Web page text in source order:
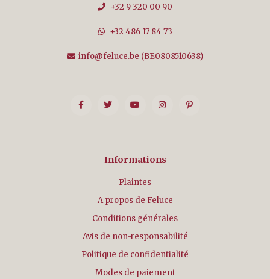
+32 9 320 00 90
+32 486 17 84 73
info@feluce.be (BE0808510638)
Informations
Plaintes
A propos de Feluce
Conditions générales
Avis de non-responsabilité
Politique de confidentialité
Modes de paiement